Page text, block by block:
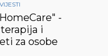
VIJESTI
-
i
za osobe